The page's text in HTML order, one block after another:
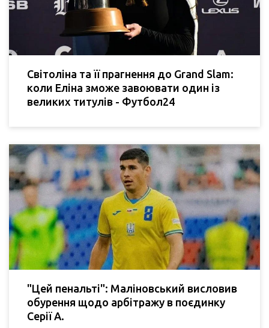
Світоліна та її прагнення до Grand Slam:
коли Еліна зможе завоювати один із
великих титулів - Футбол24
"Цей пенальті": Маліновський висловив
обурення щодо арбітражу в поєдинку
Серії А.